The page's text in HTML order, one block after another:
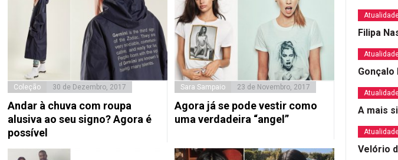
Coleção 30 de Dezembro, 2017
Andar à chuva com roupa
alusiva ao seu signo? Agora é
possível
Sara Sampaio 23 de Novembro, 2017
Agora já se pode vestir como
uma verdadeira “angel”
Filipa
Gonçalo
A mais
Velório